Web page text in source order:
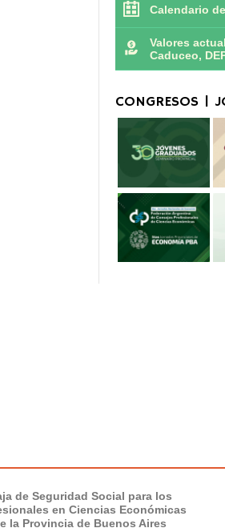
Calendario
Valores
Caduceo,
CONGRESOS |
de Seguridad Social para los
en Ciencias Económicas
la Provincia de Buenos Aires